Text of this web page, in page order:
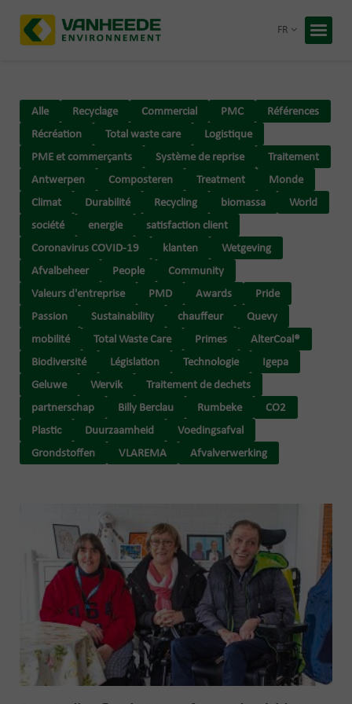
Notre
À propos
Retour
FR
Alle Recyclage Commercial PMC
Références
Récréation
Total waste care
Logistique
PME et commerçants
Système de reprise
Traitement
Antwerpen
Composteren Treatment
Monde
Climat
Durabilité Recycling biomassa
World
société
energie
satisfaction client
Coronavirus COVID-19
klanten
Wetgeving
Afvalbeheer
People
Community
Valeurs d'entreprise
PMD Awards
Pride
Passion
Sustainability chauffeur
Quevy
mobilité
Total Waste Care Primes
AlterCoal®
Biodiversité
Législation Technologie
Igepa
Geluwe
Wervik
Traitement de dechets
partnerschap
Billy Berclau Rumbeke
CO2
Plastic
Duurzaamheid
Voedingsafval
Grondstoffen
VLAREMA Afvalverwerking